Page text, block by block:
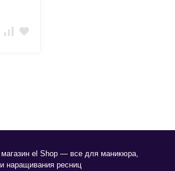
el Shop — все для маникюра,
наращивания ресниц